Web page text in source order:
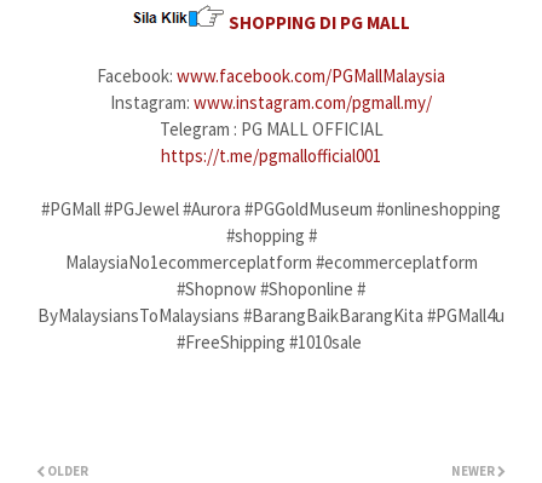
SHOPPING DI PG MALL
Facebook: www.facebook.com/PGMallMalaysia
Instagram: www.instagram.com/pgmall.my/
Telegram : PG MALL OFFICIAL
https://t.me/pgmallofficial001
#PGMall #PGJewel #Aurora #PGGoldMuseum #onlineshopping
#shopping #
MalaysiaNo1ecommerceplatform #ecommerceplatform
#Shopnow #Shoponline #
ByMalaysiansToMalaysians #BarangBaikBarangKita #PGMall4u
#FreeShipping #1010sale
NEWER
OLDER